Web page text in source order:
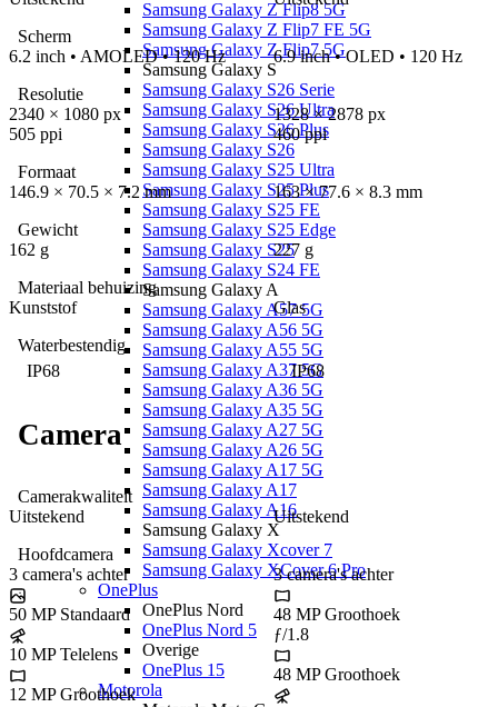
Samsung Galaxy Z Flip8 5G
Samsung Galaxy Z Flip7 FE 5G
Samsung Galaxy Z Flip7 5G
Samsung Galaxy S
Samsung Galaxy S26 Serie
Samsung Galaxy S26 Ultra
Samsung Galaxy S26 Plus
Samsung Galaxy S26
Samsung Galaxy S25 Ultra
Samsung Galaxy S25 Plus
Samsung Galaxy S25 FE
Samsung Galaxy S25 Edge
Samsung Galaxy S25
Samsung Galaxy S24 FE
Samsung Galaxy A
Samsung Galaxy A57 5G
Samsung Galaxy A56 5G
Samsung Galaxy A55 5G
Samsung Galaxy A37 5G
Samsung Galaxy A36 5G
Samsung Galaxy A35 5G
Samsung Galaxy A27 5G
Samsung Galaxy A26 5G
Samsung Galaxy A17 5G
Samsung Galaxy A17
Samsung Galaxy A16
Samsung Galaxy X
Samsung Galaxy Xcover 7
Samsung Galaxy XCover 6 Pro
OnePlus
OnePlus Nord
OnePlus Nord 5
Overige
OnePlus 15
Motorola
Scherm
6.2 inch • AMOLED • 120 Hz
6.9 inch • OLED • 120 Hz
Resolutie
2340 × 1080 px
505 ppi
1328 × 2878 px
460 ppi
Formaat
146.9 × 70.5 × 7.2mm 163 × 77.6 × 8.3 mm
Gewicht
162 g
227 g
Materiaal behuizing
Kunststof
Glas
Waterbestendig
IP68
IP68
Camera
Camerakwaliteit
Uitstekend
Uitstekend
Hoofdcamera
3 camera's achter
50 MP Standaard
10 MPTelelens
12 MPGroothoek
3 camera's achter
48 MPGroothoek
ƒ/1.8
48 MPGroothoek